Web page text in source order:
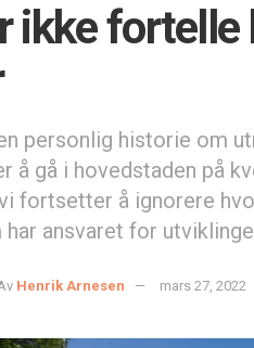
ikke fortelle
personlig historie om
å gå i hovedstaden på
fortsetter å ignorere
har ansvaret for
Henrik Arnesen mars 27, 2022